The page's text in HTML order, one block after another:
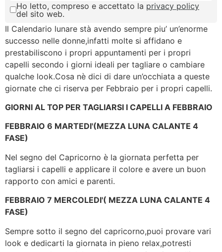
Ho letto, compreso e accettato la privacy policy
del sito web.
Il Calendario lunare stà avendo sempre piu’ un’enorme
successo nelle donne,infatti molte si affidano e
prestabiliscono i propri appuntamenti per i propri
capelli secondo i giorni ideali per tagliare o cambiare
qualche look.Cosa nè dici di dare un’occhiata a queste
giornate che ci riserva per Febbraio per i propri capelli.
GIORNI AL TOP PER TAGLIARSI I CAPELLI A FEBBRAIO
FEBBRAIO 6 MARTEDI'(MEZZA LUNA CALANTE 4
FASE)
Nel segno del Capricorno è la giornata perfetta per
tagliarsi i capelli e applicare il colore e avere un buon
rapporto con amici e parenti.
FEBBRAIO 7 MERCOLEDI'( MEZZA LUNA CALANTE 4
FASE)
Sempre sotto il segno del capricorno,puoi provare vari
look e dedicarti la giornata in pieno relax,potresti